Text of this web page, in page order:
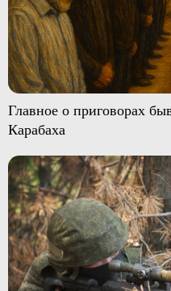
Главное о приговорах
Карабаха